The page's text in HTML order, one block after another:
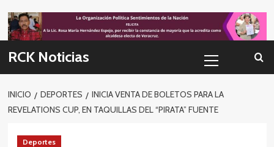
to
content
RCK Noticias
primario
INICIO DEPORTES
INICIA VENTA DE BOLETOS PARA LA
REVELATIONS CUP, EN TAQUILLAS DEL “PIRATA” FUENTE
Deportes